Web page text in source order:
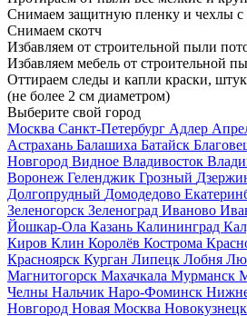
Снимаем защитную пленку и чехлы с
Снимаем скотч
Избавляем от строительной пыли
Избавляем мебель от строительной
Оттираем следы и капли краски,
(не более 2 см диаметром)
Выберите свой город
Москва Санкт-Петербург Адлер
Астрахань Балашиха Батайск
Новгород Видное Владивосток
Воронеж Геленджик Грозный
Долгопрудный Домодедово
Зеленогорск Зеленоград Иваново
Йошкар-Ола Казань Калининград
Киров Клин Королёв Кострома
Красноярск Курган Липецк Лобня
Магнитогорск Махачкала Мурманск
Челны Нальчик Наро-Фоминск
Новгород Новая Москва Новокузнецк